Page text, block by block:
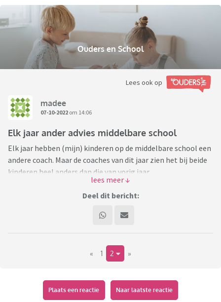
Ouders en School
Lees ook op
madee
07-10-2022 om 14:06
Elk jaar ander advies middelbare school
Elk jaar hebben (mijn) kinderen op de middelbare school een
andere coach. Maar de coaches van dit jaar zien het bij beide
kinderen heel anders dan die van vorig jaar.
Bij oudste, die is blijven zitten, komt er nu ineens wèl hulp bij
eerst met hem proberen) terwijl vorig jaar het advies was om
Bij jongste is vorig jaar bewust om leeftijd-sociaal-
terwijl de coach dit jaar zegt dat hij het heel goed op VWO
zou doen. Dat is een nieuwe leraar en coach op deze school
Deel dit bericht:
« 1 2 »
Plaats een reactie Naar laatste reactie